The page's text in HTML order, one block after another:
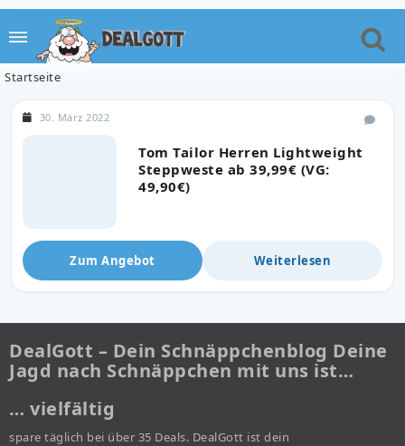
Startseite
Tom Tailor Herren Lightweight
Steppweste ab 39,99€ (VG:
49,90€)
30. März 2022
Zum Angebot Weiterlesen
DealGott – Dein Schnäppchenblog Deine
Jagd nach Schnäppchen mit uns ist…
… vielfältig
spare täglich bei über 35 Deals. DealGott ist dein